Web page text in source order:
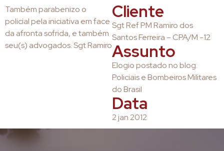
Também parabenizo o
policial pela iniciativa em face
da afronta sofrida, e também
seu(s) advogados. Sgt Ramiro
Cliente
Sgt Ref PM Ramiro dos
Santos Ferreira – CPA/M -12
Assunto
Elogio postado no blog:
Policiais e Bombeiros Militares
do Brasil
Data
2 jan 2012